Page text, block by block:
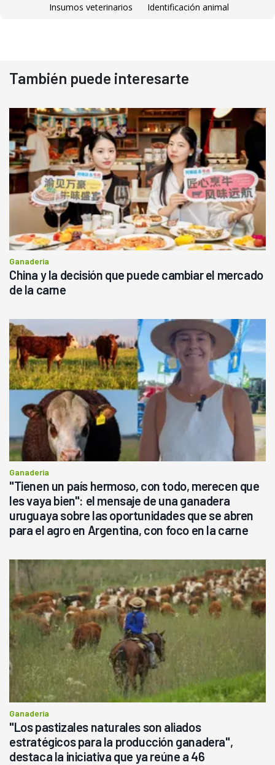
Insumos veterinarios
Identificación animal
También puede interesarte
Ganadería
China y la decisión que puede cambiar el mercado
de la carne
Ganadería
"Tienen un país hermoso, con todo, merecen que
les vaya bien": el mensaje de una ganadera
uruguaya sobre las oportunidades que se abren
para el agro en Argentina, con foco en la carne
Ganadería
"Los pastizales naturales son aliados
estratégicos para la producción ganadera",
destaca la iniciativa que ya reúne a 46